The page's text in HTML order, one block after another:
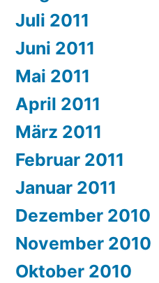
Juli 2011
Juni 2011
Mai 2011
April 2011
März 2011
Februar 2011
Januar 2011
Dezember 2010
November 2010
Oktober 2010